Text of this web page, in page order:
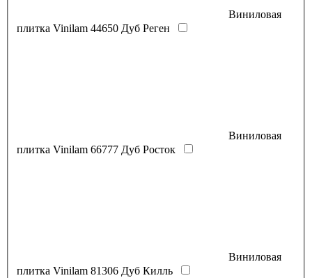
Виниловая
плитка Vinilam 44650 Дуб Реген
Виниловая
плитка Vinilam 66777 Дуб Росток
Виниловая
плитка Vinilam 81306 Дуб Килль